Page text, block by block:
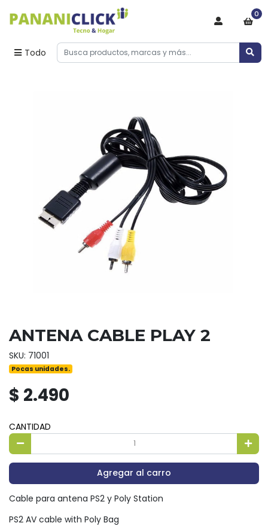
Todo
0
ANTENA CABLE PLAY 2
SKU: 71001
Pocas unidades.
$ 2.490
CANTIDAD
Agregar al carro
Cable para antena PS2 y Poly Station
PS2 AV cable with Poly Bag